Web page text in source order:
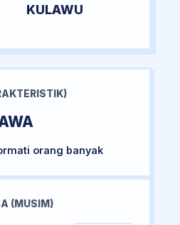
KULAWU
orang banyak
(MUSIM)